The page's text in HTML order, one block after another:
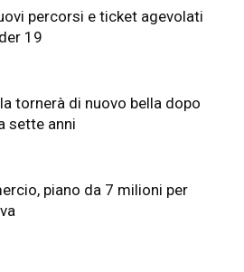
percorsi e ticket agevolati
19
tornerà di nuovo bella dopo
sette anni
piano da 7 milioni per